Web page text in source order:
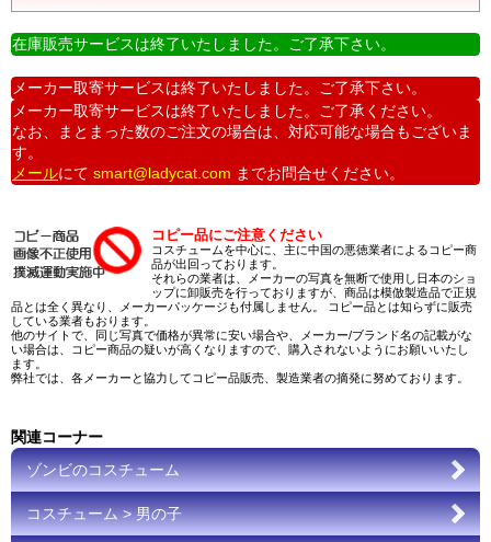
在庫販売サービスは終了いたしました。ご了承下さい。
メーカー取寄サービスは終了いたしました。ご了承下さい。
メーカー取寄サービスは終了いたしました。ご了承ください。
なお、まとまった数のご注文の場合は、対応可能な場合もございま
す。
メールにて smart@ladycat.com までお問合せください。
コピー品にご注意ください
コスチュームを中心に、主に中国の悪徳業者によるコピー商
品が出回っております。
それらの業者は、メーカーの写真を無断で使用し日本のショ
ップに卸販売を行っておりますが、商品は模倣製造品で正規
品とは全く異なり、メーカーパッケージも付属しません。 コピー品とは知らずに販売
している業者もおります。
他のサイトで、同じ写真で価格が異常に安い場合や、メーカー/ブランド名の記載がな
い場合は、コピー商品の疑いが高くなりますので、購入されないようにお願いいたし
ます。
弊社では、各メーカーと協力してコピー品販売、製造業者の摘発に努めております。
関連コーナー
ゾンビのコスチューム
コスチューム > 男の子